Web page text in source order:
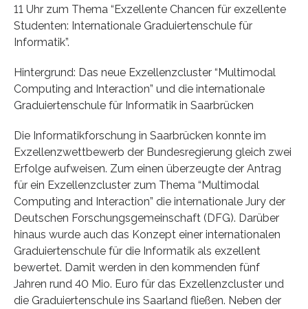
11 Uhr zum Thema “Exzellente Chancen für exzellente
Studenten: Internationale Graduiertenschule für
Informatik”.
Hintergrund: Das neue Exzellenzcluster “Multimodal
Computing and Interaction” und die internationale
Graduiertenschule für Informatik in Saarbrücken
Die Informatikforschung in Saarbrücken konnte im
Exzellenzwettbewerb der Bundesregierung gleich zwei
Erfolge aufweisen. Zum einen überzeugte der Antrag
für ein Exzellenzcluster zum Thema “Multimodal
Computing and Interaction” die internationale Jury der
Deutschen Forschungsgemeinschaft (DFG). Darüber
hinaus wurde auch das Konzept einer internationalen
Graduiertenschule für die Informatik als exzellent
bewertet. Damit werden in den kommenden fünf
Jahren rund 40 Mio. Euro für das Exzellenzcluster und
die Graduiertenschule ins Saarland fließen. Neben der